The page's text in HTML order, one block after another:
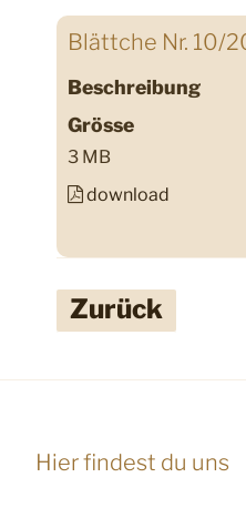
Blättche Nr. 10/
Beschreibung
Grösse
3 MB
download
Zurück
Hier findest du uns